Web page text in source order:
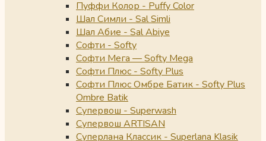
Пуффи Колор - Puffy Color
Шал Симли - Sal Simli
Шал Абие - Sal Abiye
Софти - Softy
Софти Мега — Softy Mega
Софти Плюс - Softy Plus
Софти Плюс Омбре Батик - Softy Plus
Ombre Batik
Супервош - Superwash
Супервош ARTISAN
Суперлана Классик - Superlana Klasik